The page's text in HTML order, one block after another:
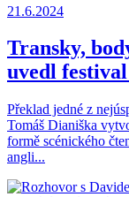
21.6.2024
Transky,
uvedl
Překlad jedné z
Tomáš Dianiška
formě scénického
angli...